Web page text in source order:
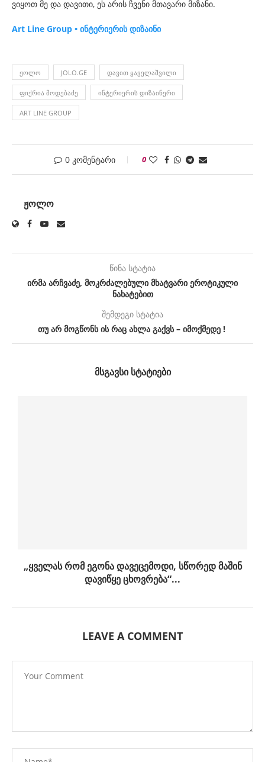
ვიყოთ მე და დავითი, ეს არის ჩვენი მთავარი მიზანი.
Art Line Group • ინტერიერის დიზაინი
ᲟᲝᲚᲝ JOLO.GE ᲓᲐᲕᲘᲗ ᲧᲐᲕᲔᲚᲐᲨᲕᲘᲚᲘ
ᲤᲘᲥᲠᲘᲐ ᲛᲝᲓᲔᲑᲐᲫᲔ ᲘᲜᲢᲔᲠᲘᲔᲠᲘᲡ ᲓᲘᲖᲐᲘᲜᲔᲠᲘ
ART LINE GROUP
0 კომენტარი 0
ᲟᲝᲚᲝ
წინა სტატია
ირმა არჩვაძე, მოკრძალებული მხატვარი ეროტიკული
ნახატებით
შემდეგი სტატია
თუ არ მოგწონს ის რაც ახლა გაქვს – იმოქმედე !
ᲛᲡᲒᲐᲕᲡᲘ ᲡᲢᲐᲢᲘᲔᲑᲘ
„ყველას რომ ეგონა დავეცემოდი, სწორედ მაშინ
დავიწყე ცხოვრება“...
LEAVE A COMMENT